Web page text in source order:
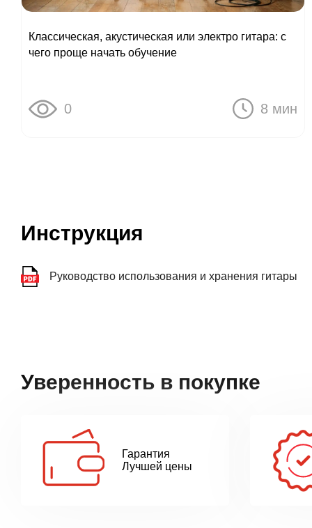
Классическая, акустическая или электро гитара: с
чего проще начать обучение
0 8 мин
Инструкция
Руководство использования и хранения гитары
Уверенность в покупке
Гарантия
Лучшей цены